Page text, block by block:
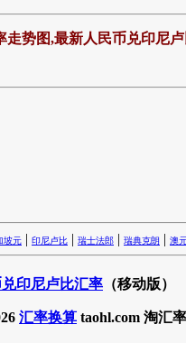
势图,最新人民币兑印尼
坡元 | 印尼卢比 | 瑞士法郎 | 瑞典克朗 | 澳
兑印尼卢比汇率 （移动版）
汇率换算 taohl.com 淘汇